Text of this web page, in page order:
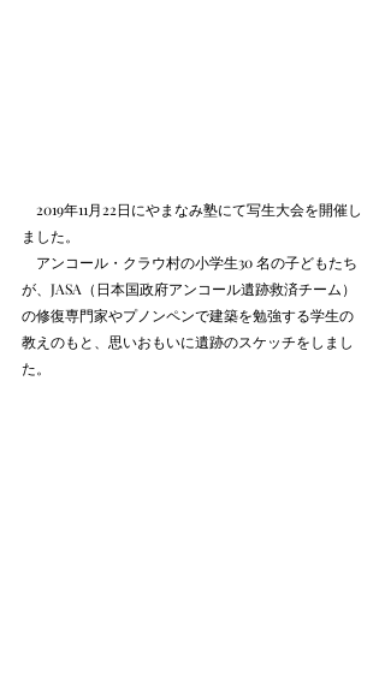
2019年11月22日にやまなみ塾にて写生大会を開催し
ました。
アンコール・クラウ村の小学生30 名の子どもたち
が、JASA（日本国政府アンコール遺跡救済チーム）
の修復専門家やプノンペンで建築を勉強する学生の
教えのもと、思いおもいに遺跡のスケッチをしまし
た。